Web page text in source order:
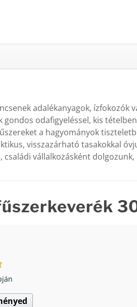
adalékanyagok, ízfokozók
gondos odafigyeléssel, kis
a hagyományok
visszazárható tasakokkal
családi vállalkozásként